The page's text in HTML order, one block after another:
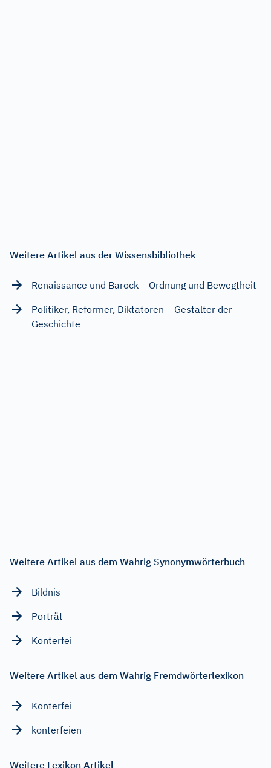
Weitere Artikel aus der Wissensbibliothek
Renaissance und Barock – Ordnung und Bewegtheit
Politiker, Reformer, Diktatoren – Gestalter der
Geschichte
Weitere Artikel aus dem Wahrig Synonymwörterbuch
Bildnis
Porträt
Konterfei
Weitere Artikel aus dem Wahrig Fremdwörterlexikon
Konterfei
konterfeien
Weitere Lexikon Artikel